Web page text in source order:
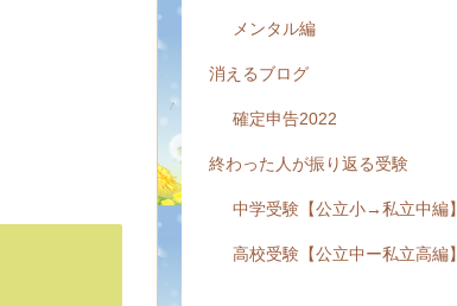
メンタル編
消えるブログ
確定申告2022
終わった人が振り返る受験
中学受験【公立小→私立中編】
高校受験【公立中ー私立高編】